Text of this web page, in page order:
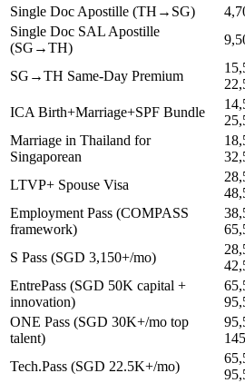
Single Doc Apostille (TH→SG)
Single Doc SAL Apostille
(SG→TH)
SG→TH Same-Day Premium
ICA Birth+Marriage+SPF Bundle
Marriage in Thailand for
Singaporean
LTVP+ Spouse Visa
Employment Pass (COMPASS
framework)
S Pass (SGD 3,150+/mo)
EntrePass (SGD 50K capital +
innovation)
ONE Pass (SGD 30K+/mo top
talent)
Tech.Pass (SGD 22.5K+/mo)